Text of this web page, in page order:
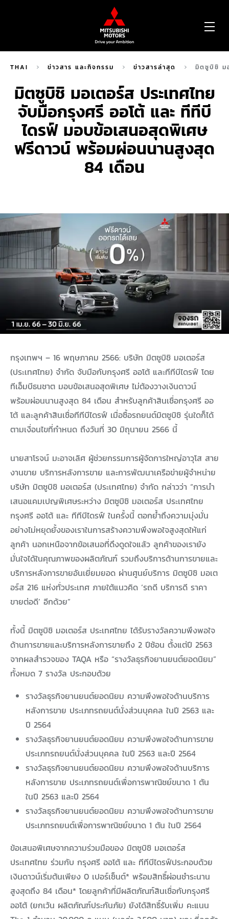
THAI ข่าวสาร และกิจกรรม ข่าวสารล่าสุด มิตซูบิชิ ม
มิตซูบิชิ มอเตอร์ส ประเทศไทย
จับมือกรุงศรี ออโต้ และ ทีทีบี
ไดรฟ์ มอบข้อเสนอสุดพิเศษ
ฟรีดาวน์ พร้อมผ่อนนานสูงสุด
84 เดือน
กรุงเทพฯ – 16 พฤษภาคม 2566: บริษัท มิตซูบิชิ มอเตอร์ส
(ประเทศไทย) จำกัด จับมือกับกรุงศรี ออโต้ และทีทีบีไดรฟ์ โดย
ทีเอ็มบีธนชาต มอบข้อเสนอสุดพิเศษ ไม่ต้องวางเงินดาวน์
พร้อมผ่อนนานสูงสุด 84 เดือน สำหรับลูกค้าสินเชื่อกรุงศรี ออ
โต้ และลูกค้าสินเชื่อทีทีบีไดรฟ์ เมื่อซื้อรถยนต์มิตซูบิชิ รุ่นใดก็ได้
ตามเงื่อนไขที่กำหนด ถึงวันที่ 30 มิถุนายน 2566 นี้
นายสาโรจน์ มะอาจเลิศ ผู้ช่วยกรรมการผู้จัดการใหญ่อาวุโส สาย
งานขาย บริการหลังการขาย และการพัฒนาเครือข่ายผู้จำหน่าย
บริษัท มิตซูบิชิ มอเตอร์ส (ประเทศไทย) จำกัด กล่าวว่า “การนำ
เสนอแคมเปญพิเศษระหว่าง มิตซูบิชิ มอเตอร์ส ประเทศไทย
กรุงศรี ออโต้ และ ทีทีบีไดรฟ์ ในครั้งนี้ ตอกย้ำถึงความมุ่งมั่น
อย่างไม่หยุดยั้งของเราในการสร้างความพึงพอใจสูงสุดให้แก่
ลูกค้า นอกเหนือจากข้อเสนอที่ดึงดูดใจแล้ว ลูกค้าของเรายัง
มั่นใจได้ในคุณภาพของผลิตภัณฑ์ รวมถึงบริการด้านการขายและ
บริการหลังการขายอันเยี่ยมยอด ผ่านศูนย์บริการ มิตซูบิชิ มอเต
อร์ส 216 แห่งทั่วประเทศ ภายใต้แนวคิด ‘รถดี บริการดี ราคา
ขายต่อดี’ อีกด้วย”
ทั้งนี้ มิตซูบิชิ มอเตอร์ส ประเทศไทย ได้รับรางวัลความพึงพอใจ
ด้านการขายและบริการหลังการขายถึง 2 ปีซ้อน ตั้งแต่ปี 2563
จากผลสำรวจของ TAQA หรือ “รางวัลธุรกิจยานยนต์ยอดนิยม”
ทั้งหมด 7 รางวัล ประกอบด้วย
รางวัลธุรกิจยานยนต์ยอดนิยม ความพึงพอใจด้านบริการ
หลังการขาย ประเภทรถยนต์นั่งส่วนบุคคล ในปี 2563 และ
ปี 2564
รางวัลธุรกิจยานยนต์ยอดนิยม ความพึงพอใจด้านการขาย
ประเภทรถยนต์นั่งส่วนบุคคล ในปี 2563 และปี 2564
รางวัลธุรกิจยานยนต์ยอดนิยม ความพึงพอใจด้านบริการ
หลังการขาย ประเภทรถยนต์เพื่อการพาณิชย์ขนาด 1 ตัน
ในปี 2563 และปี 2564
รางวัลธุรกิจยานยนต์ยอดนิยม ความพึงพอใจด้านการขาย
ประเภทรถยนต์เพื่อการพาณิชย์ขนาด 1 ตัน ในปี 2564
ข้อเสนอพิเศษจากความร่วมมือของ มิตซูบิชิ มอเตอร์ส
ประเทศไทย ร่วมกับ กรุงศรี ออโต้ และ ทีทีบีไดรฟ์ประกอบด้วย
เงินดาวน์เริ่มต้นเพียง 0 เปอร์เซ็นต์* พร้อมสิทธิ์ผ่อนชำระนาน
สูงสุดถึง 84 เดือน* โดยลูกค้าที่มีผลิตภัณฑ์สินเชื่อกับกรุงศรี
ออโต้ (ยกเว้น ผลิตภัณฑ์ประกันภัย) ยังได้สิทธิ์รับเพิ่ม คะแนน